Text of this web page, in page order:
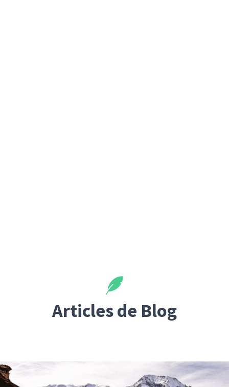
Articles de Blog